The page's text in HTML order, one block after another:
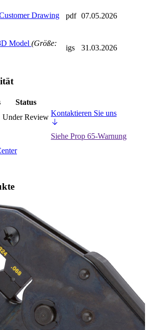
Drawing
pdf 07.05.2026
Model (Größe:
igs 31.03.2026
Status
Under Review Kontaktieren Sie uns
Siehe Prop 65-Warnung